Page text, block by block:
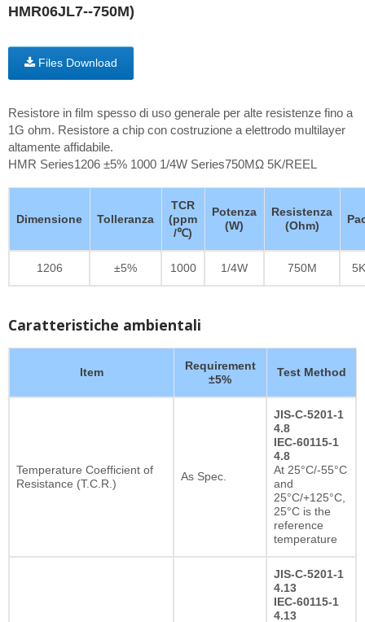
HMR06JL7--750M)
Files Download
Resistore in film spesso di uso generale per alte resistenze fino a
1G ohm. Resistore a chip con costruzione a elettrodo multilayer
altamente affidabile.
HMR Series1206 ±5% 1000 1/4W Series750MΩ 5K/REEL
Dimensione Tolleranza
TCR
(ppm
/℃)
Potenza
(W)
Resistenza
(Ohm)
1206 ±5% 1000 1/4W 750M
Caratteristiche ambientali
Item
Requirement
±5%
Test Method
Temperature Coefficient of
Resistance (T.C.R.)
As Spec.
JIS-C-5201-1
4.8
IEC-60115-1
4.8
At 25°C/-55°C
and
25°C/+125°C,
25°C is the
reference
temperature
JIS-C-5201-1
4.13
IEC-60115-1
4.13